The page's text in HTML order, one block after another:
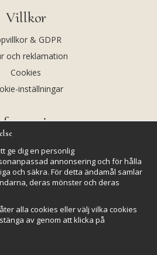
Villkor
& GDPR
och reklamation
Cookies
inställningar
Kalendarium
Nyheter
och fairtrade
& Ladda kristaller
ge dig en personlig
annonsering och för hålla
och säkra. För detta ändamål samlar
deras mönster och deras
alla cookies eller välj vilka cookies
av genom att klicka på